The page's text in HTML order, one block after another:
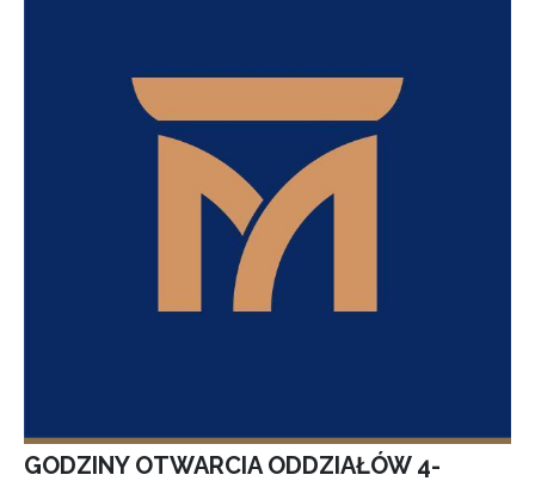
GODZINY OTWARCIA ODDZIAŁÓW 4-